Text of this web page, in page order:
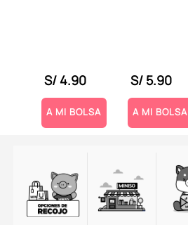
S/4.90
A MI BOLSA
S/ 5.90
A MI BOLSA